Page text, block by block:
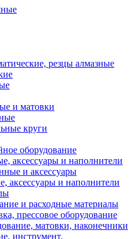
резцы алмазные
и матовки
круги
оборудование
аксессуары и наполнители
и аксессуары
аксессуары и наполнители
и расходные материалы
прессовое оборудование
матовки, наконечники
инструмент,